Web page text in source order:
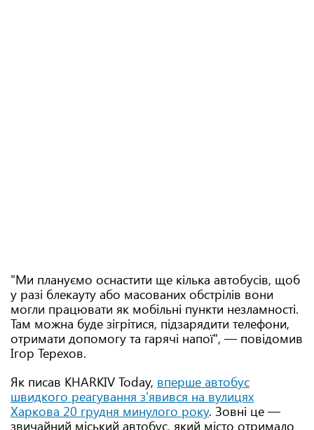
"Ми плануємо оснастити ще кілька автобусів, щоб
у разі блекауту або масованих обстрілів вони
могли працювати як мобільні пункти незламності.
Там можна буде зігрітися, підзарядити телефони,
отримати допомогу та гарячі напої", — повідомив
Ігор Терехов.
Як писав KHARKIV Today, вперше автобус
швидкого реагування з'явився на вулицях
Харкова 20 грудня минулого року. Зовні це —
звичайний міський автобус, який місто отримало